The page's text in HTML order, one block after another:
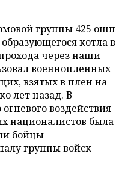
группы 425 ошп
котла в
через наши
военнопленных
взятых в плен на
лет назад. В
воздействия
националистов была
бойцы
группы войск